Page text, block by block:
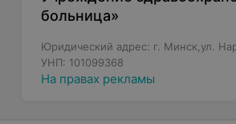
больница»
Юридический адрес: г. Минск,ул.
УНП: 101099368
На правах рекламы